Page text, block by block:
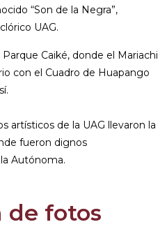
“Son de la Negra”,
UAG.
Caiké, donde el Mariachi
con el Cuadro de Huapango
artísticos de la UAG llevaron la
fueron dignos
Autónoma.
de fotos